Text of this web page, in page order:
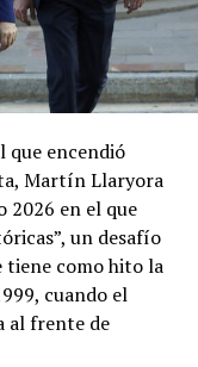
que encendió
Martín Llaryora
2026 en el que
un desafío
tiene como hito la
cuando el
al frente de